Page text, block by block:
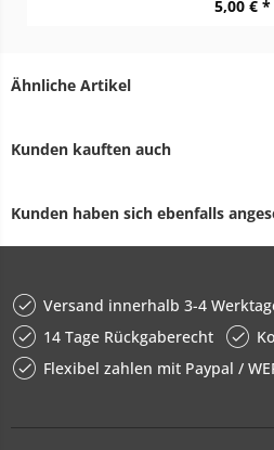
5,00 € *
Ähnliche Artikel
Kunden kauften auch
Kunden haben sich ebenfalls
Versand innerhalb 3-4
14 Tage Rückgaberecht
Flexibel zahlen mit Paypal /